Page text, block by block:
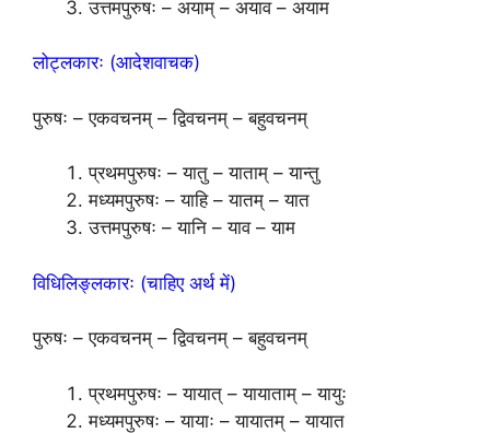
उत्तमपुरुषः – अयाम् – अयाव – अयाम
लोट्लकारः (आदेशवाचक)
पुरुषः – एकवचनम् – द्विवचनम् – बहुवचनम्
प्रथमपुरुषः – यातु – याताम् – यान्तु
मध्यमपुरुषः – याहि – यातम् – यात
उत्तमपुरुषः – यानि – याव – याम
विधिलिङ्लकारः (चाहिए अर्थ में)
पुरुषः – एकवचनम् – द्विवचनम् – बहुवचनम्
प्रथमपुरुषः – यायात् – यायाताम् – यायुः
मध्यमपुरुषः – यायाः – यायातम् – यायात